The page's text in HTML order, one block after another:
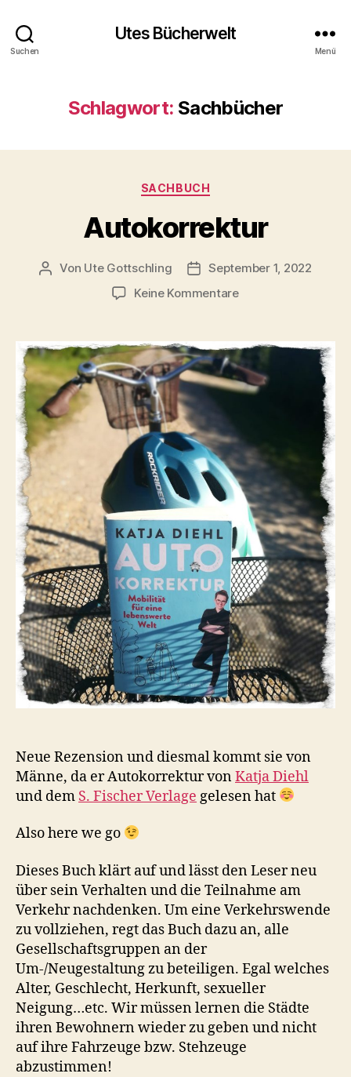
Suchen
Utes Bücherwelt
Menü
Schlagwort: Sachbücher
Kategorien
SACHBUCH
Autokorrektur
Beitragsautor
Von Ute Gottschling Veröffentlichungsdatum
September 1, 2022
Keine Kommentarezu
Neue Rezension und diesmal kommt sie von
Männe, da er Autokorrektur vonKatja Diehl
und dem S. Fischer Verlage gelesen hat
Also here we go
Dieses Buch klärt auf und lässt den Leser neu
über sein Verhalten und die Teilnahme am
Verkehr nachdenken. Um eine Verkehrswende
zu vollziehen, regt das Buch dazu an, alle
Gesellschaftsgruppen an der
Um-/Neugestaltung zu beteiligen. Egal welches
Alter, Geschlecht, Herkunft, sexueller
Neigung…etc. Wir müssen lernen die Städte
ihren Bewohnern wieder zu geben und nicht
auf ihre Fahrzeuge bzw. Stehzeuge
abzustimmen!